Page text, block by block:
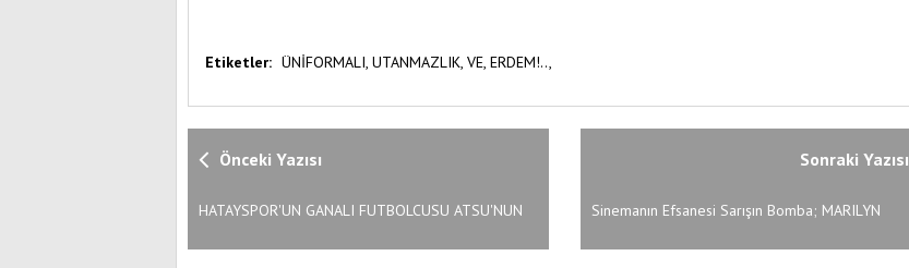
Etiketler: ÜNİFORMALI, UTANMAZLIK, VE, ERDEM!..,
Önceki Yazısı
HATAYSPOR'UN GANALI FUTBOLCUSU ATSU'NUN
Sonraki Yazısı
Sinemanın Efsanesi Sarışın Bomba; MARILYN